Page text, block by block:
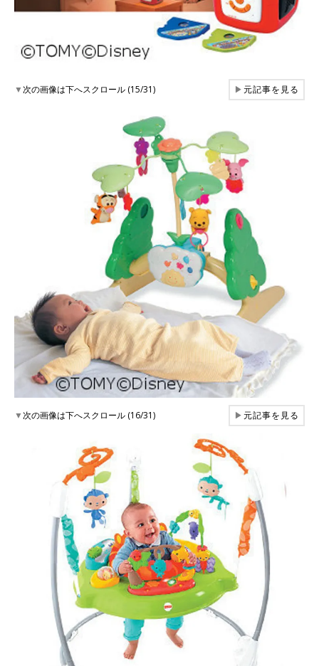
▼次の画像は下へスクロール (15/31) ▶元記事を見る
▼次の画像は下へスクロール (16/31) ▶元記事を見る